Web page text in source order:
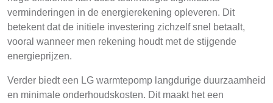
verminderingen in de energierekening opleveren. Dit
betekent dat de initiele investering zichzelf snel betaalt,
vooral wanneer men rekening houdt met de stijgende
energieprijzen.
Verder biedt een LG warmtepomp langdurige duurzaamheid
en minimale onderhoudskosten. Dit maakt het een